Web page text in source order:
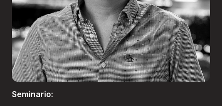
Seminario: